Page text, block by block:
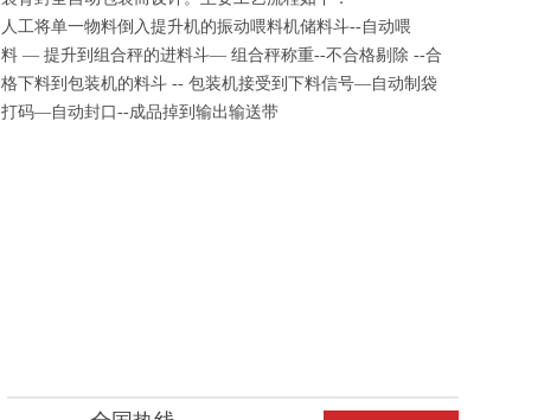
人工将单一物料倒入提升机的振动喂料机储料斗--自动喂
料 — 提升到组合秤的进料斗— 组合秤称重--不合格剔除 --合
格下料到包装机的料斗 -- 包装机接受到下料信号—自动制袋
打码—自动封口--成品掉到输出输送带